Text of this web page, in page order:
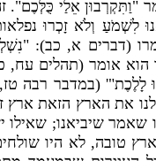
"וַתִּקְרְבוּן אֵלַי כֻּלְּכֶם".
לִשְׁמֹעַ וְלֹא זָכְרוּ
(דברים א, כב): "
הוא אומר (תהלים עח,
לָלֶכֶת"' (במדבר רבה טז,
לנו את הארץ הזאת ארץ
שאמר שיביאנו; שאילו
טובה,לא היו